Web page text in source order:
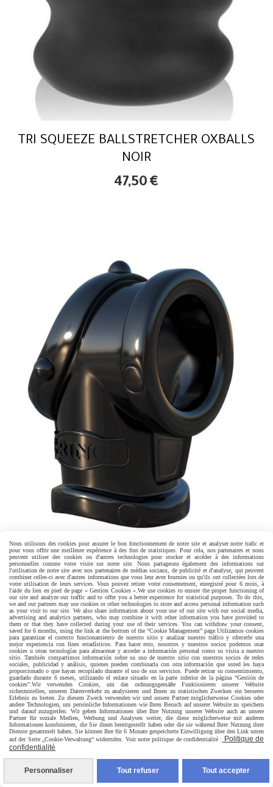
TRI SQUEEZE BALLSTRETCHER OXBALLS
NOIR
47,50 €
BALL STRETCHER PIPE C-RINGZ
21,00€
Nous utilisons des cookies pour assurer le bon fonctionnement de notre site et analyser notre trafic et
pour vous offrir une meilleure expérience à des fins de statistiques. Pour cela, nos partenaires et nous
peuvent utiliser des cookies ou d'autres technologies pour stocker et accéder à des informations
personnelles comme votre visite sur notre site. Nous partageons également des informations sur
l'utilisation de notre site avec nos partenaires de médias sociaux, de publicité et d'analyse, qui peuvent
combiner celles-ci avec d'autres informations que vous leur avez fournies ou qu'ils ont collectées lors de
votre utilisation de leurs services. Vous pouvez retirer votre consentement, enregistré pour 6 mois, à
l'aide du lien en pied de page « Gestion Cookies ». We use cookies to ensure the proper functioning of
our site and analyze our traffic and to offer you a better experience for statistical purposes. To do this,
we and our partners may use cookies or other technologies to store and access personal information such
as your visit to our site. We also share information about your use of our site with our social media,
advertising and analytics partners, who may combine it with other information you have provided to
them or that they have collected during your use of their services. You can withdraw your consent,
saved for 6 months, using the link at the bottom of the “Cookie Management” page. Utilizamos cookies
para garantizar el correcto funcionamiento de nuestro sitio y analizar nuestro tráfico y ofrecerle una
mejor experiencia con fines estadísticos. Para hacer esto, nosotros y nuestros socios podemos usar
cookies u otras tecnologías para almacenar y acceder a información personal como su visita a nuestro
sitio. También compartimos información sobre su uso de nuestro sitio con nuestros socios de redes
sociales, publicidad y análisis, quienes pueden combinarla con otra información que usted les haya
proporcionado o que hayan recopilado durante el uso de sus servicios. Puede retirar su consentimiento,
guardado durante 6 meses, utilizando el enlace situado en la parte inferior de la página “Gestión de
cookies”. Wir verwenden Cookies, um das ordnungsgemäße Funktionieren unserer Website
sicherzustellen, unseren Datenverkehr zu analysieren und Ihnen zu statistischen Zwecken ein besseres
Erlebnis zu bieten. Zu diesem Zweck verwenden wir und unsere Partner möglicherweise Cookies oder
andere Technologien, um persönliche Informationen wie Ihren Besuch auf unserer Website zu speichern
und darauf zuzugreifen. Wir geben Informationen über Ihre Nutzung unserer Website auch an unsere
Partner für soziale Medien, Werbung und Analysen weiter, die diese möglicherweise mit anderen
Informationen kombinieren, die Sie ihnen bereitgestellt haben oder die sie während Ihrer Nutzung ihrer
Dienste gesammelt haben. Sie können Ihre für 6 Monate gespeicherte Einwilligung über den Link unten
auf der Seite „Cookie-Verwaltung“ widerrufen. Voir notre politique de confidentialité :
Politique de
confidentialité
Personnaliser Tout refuser Tout accepter